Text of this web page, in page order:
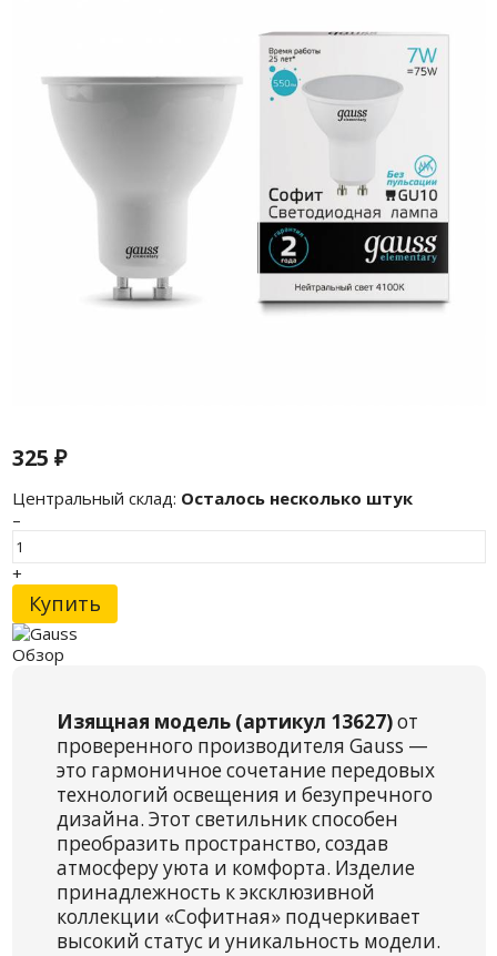
325 ₽
Центральный склад: Осталось несколько штук
–
+
Купить
Обзор
Изящная модель (артикул 13627)от
проверенного производителя Gauss —
это гармоничное сочетание передовых
технологий освещения и безупречного
дизайна. Этот светильник способен
преобразить пространство, создав
атмосферу уюта и комфорта. Изделие
принадлежность к эксклюзивной
коллекции «Софитная» подчеркивает
высокий статус и уникальность модели.